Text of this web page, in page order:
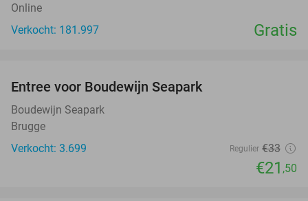
Online
Verkocht: 181.997
Gratis
Entree voor Boudewijn Seapark
Boudewijn Seapark
Brugge
Verkocht: 3.699
Regulier €33
€21 ,50